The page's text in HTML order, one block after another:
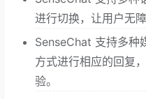
进行切换，让用户无
SenseChat 支持多种
方式进行相应的回复
验。